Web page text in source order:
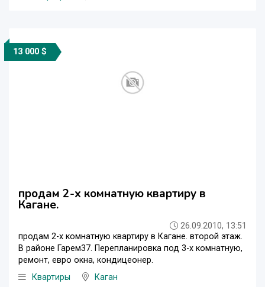
13 000 $
продам 2-х комнатную квартиру в
Кагане.
26.09.2010, 13:51
продам 2-х комнатную квартиру в Кагане. второй этаж.
В районе Гарем37. Перепланировка под 3-х комнатную,
ремонт, евро окна, кондицеонер.
Квартиры
Каган